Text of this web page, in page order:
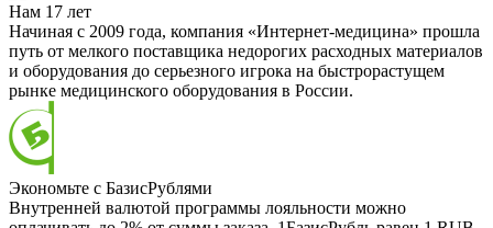
Нам 17 лет
Начиная с 2009 года, компания «Интернет-медицина» прошла
путь от мелкого поставщика недорогих расходных материалов
и оборудования до серьезного игрока на быстрорастущем
рынке медицинского оборудования в России.
Экономьте с БазисРублями
Внутренней валютой программы лояльности можно